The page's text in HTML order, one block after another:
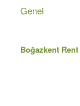
Genel
Boğazkent